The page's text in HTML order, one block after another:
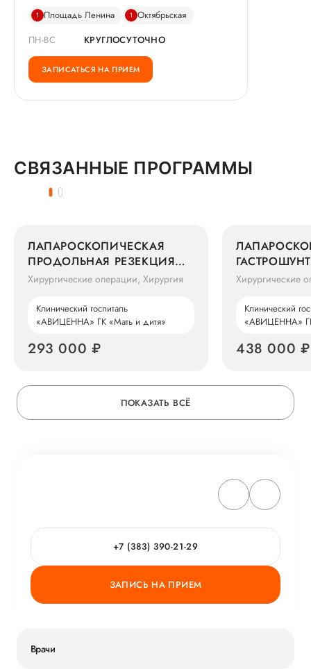
1 Площадь Ленина 1
Октябрьская
ПН-ВС
КРУГЛОСУТОЧНО
ЗАПИСАТЬСЯ НА ПРИЕМ
СВЯЗАННЫЕ ПРОГРАММЫ
ЛАПАРОСКОПИЧЕСКАЯ
ПРОДОЛЬНАЯ РЕЗЕКЦИЯ
ЖЕЛУДКА
Хирургические операции, Хирургия
Клинический госпиталь
«АВИЦЕННА» ГК «Мать и дитя»
293 000 ₽
Хирургические
Клинический
«АВИЦЕННА»
438 000 ₽
ПОКАЗАТЬ ВСЁ
+7 (383) 390-21-29
ЗАПИСЬ НА ПРИЕМ
Врачи